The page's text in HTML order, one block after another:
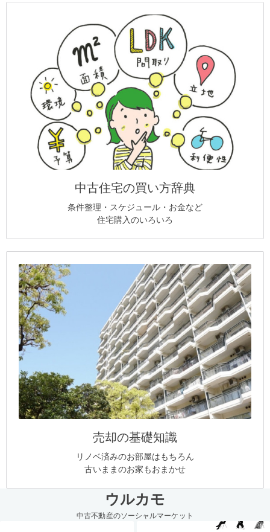
中古住宅の買い方辞典
条件整理・スケジュール・お金など
住宅購入のいろいろ
売却の基礎知識
リノベ済みのお部屋はもちろん
古いままのお家もおまかせ
ウルカモ
中古不動産のソーシャルマーケット